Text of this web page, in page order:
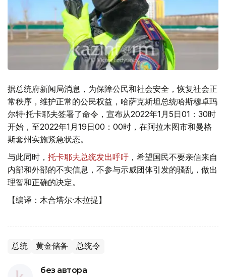
据总统府新闻局消息，为保障公民和社会安全，恢复社会正
常秩序，维护正常的公民权益，哈萨克斯坦总统哈斯穆卓玛
尔特·托卡耶夫签署了命令，宣布从2022年1月5日01：30时
开始，至2022年1月19日00：00时，在阿拉木图市和曼格
斯套州实施紧急状态。
与此同时， 托卡耶夫总统发出呼吁 ，希望国民不要亲信来自
内部和外部的不实信息，不参与示威团体引发的骚乱，做出
理智和正确的决定。
【编译：木合塔尔·木拉提】
总统 黄金储备 总统令
без автора